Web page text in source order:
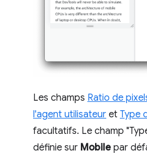
Les champs Ratio de
l'agent utilisateur et Type
facultatifs. Le champ
définie sur Mobile par